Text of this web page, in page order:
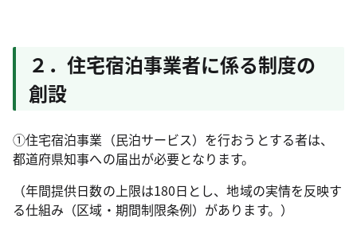
２．住宅宿泊事業者に係る制度の
創設
①住宅宿泊事業（民泊サービス）を行おうとする者は、
都道府県知事への届出が必要となります。
（年間提供日数の上限は180日とし、地域の実情を反映す
る仕組み（区域・期間制限条例）があります。）